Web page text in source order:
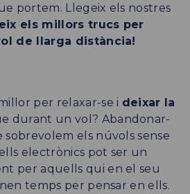
portem. Llegeix els nostres
els millors trucs per
de llarga distància!
per relaxar-se i deixar la
durant un vol? Abandonar-
sobrevolem els núvols sense
electrònics pot ser un
per aquells qui en el seu
temps per pensar en ells.